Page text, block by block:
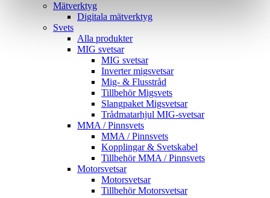
Mätverktyg
Digitala mätverktyg
Svets
Alla produkter
MIG svetsar
MIG svetsar
Inverter migsvetsar
Mig- & Flusstråd
Tillbehör Migsvets
Slangpaket Migsvetsar
Trådmatarhjul MIG-svetsar
MMA / Pinnsvets
MMA / Pinnsvets
Kopplingar & Svetskabel
Tillbehör MMA / Pinnsvets
Motorsvetsar
Motorsvetsar
Tillbehör Motorsvetsar